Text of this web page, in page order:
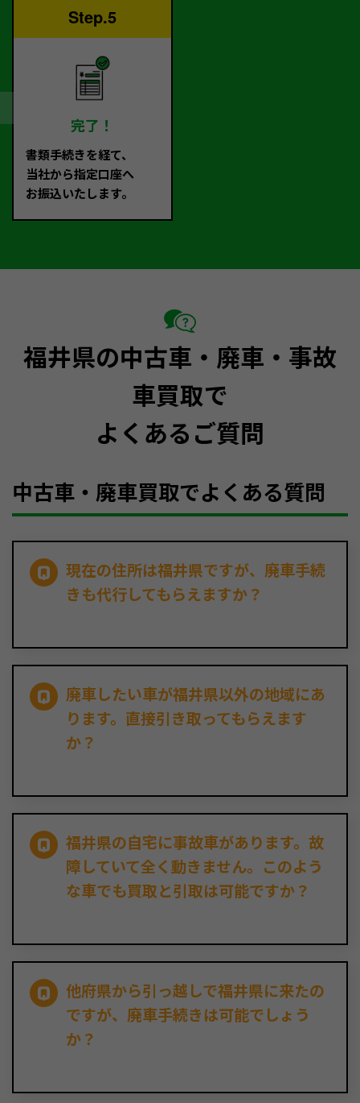
Step.5
完了！
書類手続きを経て、
当社から指定口座へ
お振込いたします。
福井県の中古車・廃車・事故
車買取で
よくあるご質問
中古車・廃車買取でよくある質問
現在の住所は福井県ですが、廃車手続
きも代行してもらえますか？
廃車したい車が福井県以外の地域にあ
ります。直接引き取ってもらえます
か？
福井県の自宅に事故車があります。故
障していて全く動きません。このよう
な車でも買取と引取は可能ですか？
他府県から引っ越しで福井県に来たの
ですが、廃車手続きは可能でしょう
か？